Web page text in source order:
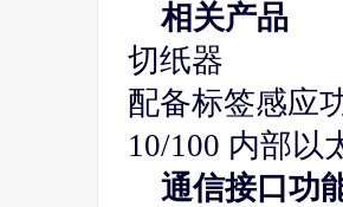
相关产品
切纸器
配备标签感应
10/100 内部以
通信接口功